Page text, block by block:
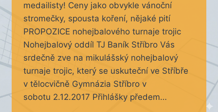
medailisty! Ceny jako obvykle vánoční
stromečky, spousta koření, nějaké pití
PROPOZICE nohejbalového turnaje trojic
Nohejbalový oddíl TJ Baník Stříbro Vás
srdečně zve na mikulášský nohejbalový
turnaje trojic, který se uskuteční ve Stříbře
v tělocvičně Gymnázia Stříbro v
sobotu 2.12.2017 Přihlášky předem…